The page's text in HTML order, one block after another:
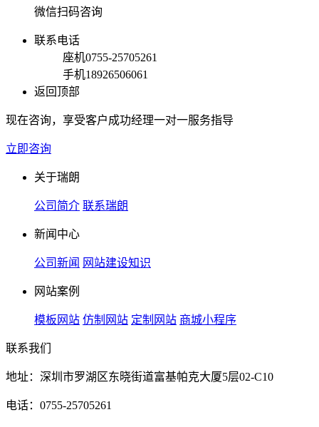
微信扫码咨询
联系电话
座机0755-25705261
手机18926506061
返回顶部
现在咨询，享受客户成功经理一对一服务指导
立即咨询
关于瑞朗
公司简介 联系瑞朗
新闻中心
公司新闻 网站建设知识
网站案例
模板网站 仿制网站 定制网站 商城小程序
联系我们
地址：深圳市罗湖区东晓街道富基帕克大厦5层02-C10
电话：0755-25705261